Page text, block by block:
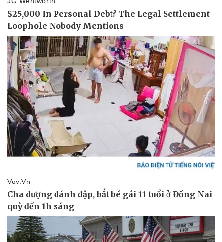
Doanh nghiệp
Thông tin doanh nghiệp
Doanh nghiệp 24h
Doanh nhân
Vì cộng đồng
Công nghệ
Sành điệu
Tin Công nghệ
Trải nghiệm
Chuyển đổi số